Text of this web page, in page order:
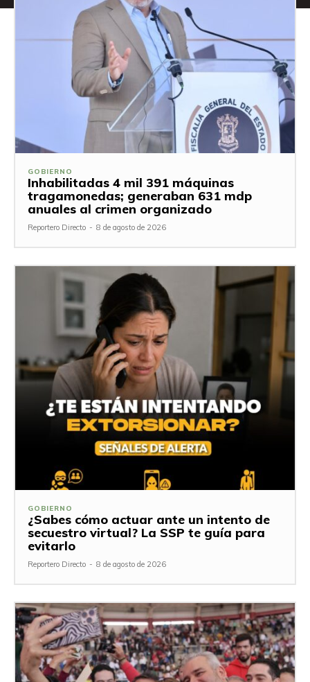
GOBIERNO
Inhabilitadas 4 mil 391 máquinas
tragamonedas; generaban 631 mdp
anuales al crimen organizado
Reportero Directo - 8 de agosto de 2026
GOBIERNO
¿Sabes cómo actuar ante un intento de
secuestro virtual? La SSP te guía para
evitarlo
Reportero Directo - 8 de agosto de 2026